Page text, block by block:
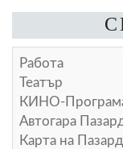
Работа
Театър
КИНО-
Автогара
Карта на